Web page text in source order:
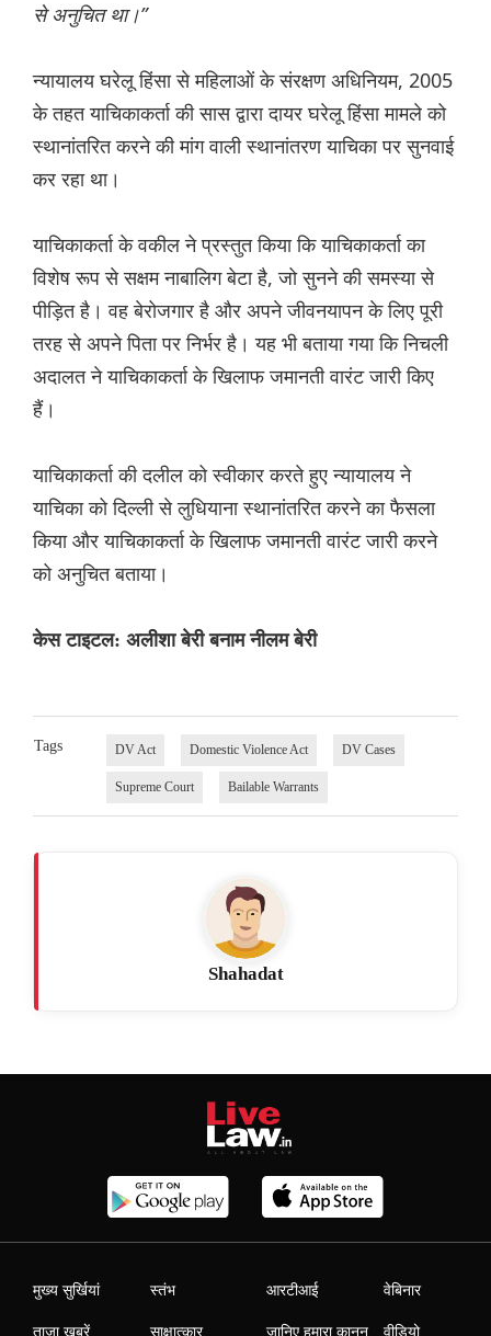
से अनुचित था।”
न्यायालय घरेलू हिंसा से महिलाओं के संरक्षण अधिनियम, 2005
के तहत याचिकाकर्ता की सास द्वारा दायर घरेलू हिंसा मामले को
स्थानांतरित करने की मांग वाली स्थानांतरण याचिका पर सुनवाई
कर रहा था।
याचिकाकर्ता के वकील ने प्रस्तुत किया कि याचिकाकर्ता का
विशेष रूप से सक्षम नाबालिग बेटा है, जो सुनने की समस्या से
पीड़ित है। वह बेरोजगार है और अपने जीवनयापन के लिए पूरी
तरह से अपने पिता पर निर्भर है। यह भी बताया गया कि निचली
अदालत ने याचिकाकर्ता के खिलाफ जमानती वारंट जारी किए
हैं।
याचिकाकर्ता की दलील को स्वीकार करते हुए न्यायालय ने
याचिका को दिल्ली से लुधियाना स्थानांतरित करने का फैसला
किया और याचिकाकर्ता के खिलाफ जमानती वारंट जारी करने
को अनुचित बताया।
केस टाइटल: अलीशा बेरी बनाम नीलम बेरी
Tags DV Act Domestic Violence Act DV Cases
Supreme Court Bailable Warrants
Shahadat
मुख्य सुर्खियां
ताजा खबरें
स्तंभ
साक्षात्कार
आरटीआई
जानिए हमारा कानून
वेबिनार
वीडियो